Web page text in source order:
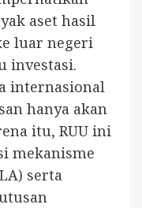
aset hasil
luar negeri
investasi.
internasional
hanya akan
itu, RUU ini
mekanisme
serta